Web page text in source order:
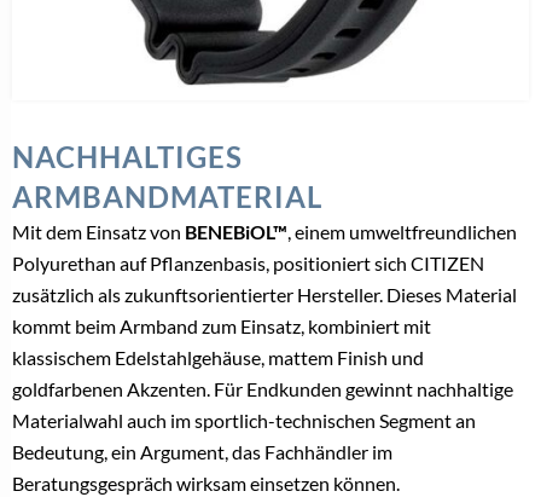
NACHHALTIGES
ARMBANDMATERIAL
Mit dem Einsatz von BENEBiOL™, einem umweltfreundlichen
Polyurethan auf Pflanzenbasis, positioniert sich CITIZEN
zusätzlich als zukunftsorientierter Hersteller. Dieses Material
kommt beim Armband zum Einsatz, kombiniert mit
klassischem Edelstahlgehäuse, mattem Finish und
goldfarbenen Akzenten. Für Endkunden gewinnt nachhaltige
Materialwahl auch im sportlich-technischen Segment an
Bedeutung, ein Argument, das Fachhändler im
Beratungsgespräch wirksam einsetzen können.